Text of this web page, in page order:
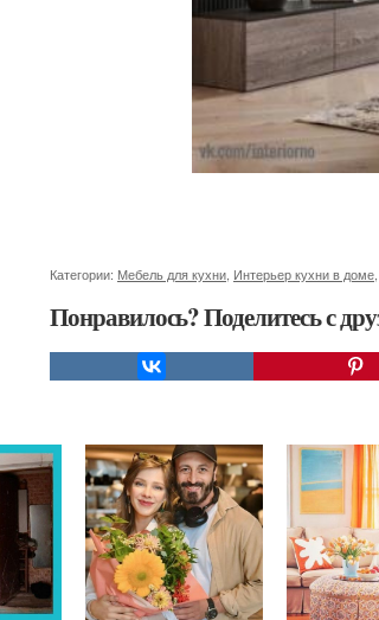
Категории: Мебель для кухни Интерьер кухни в доме
Понравилось? Поделитесь с